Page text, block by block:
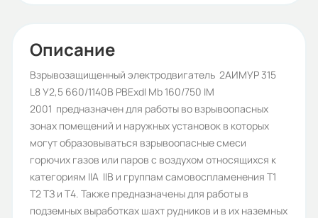
660/1140
Количество полюсов:
4
Высота оси вращения (мм):
315
Стандарт:
ГОСТ
Описание
Взрывозащищенный электродвигатель 2АИМУР 315
L8 У2,5 660/1140В PBExdI Mb 160/750 IM
2001 предназначен для работы во взрывоопасных
зонах помещений и наружных установок в которых
могут образовываться взрывоопасные смеси
горючих газов или паров с воздухом относящихся к
категориям IIА IIВ и группам самовоспламенения Т1
Т2 ТЗ и Т4. Также предназначены для работы в
подземных выработках шахт рудников и в их наземных